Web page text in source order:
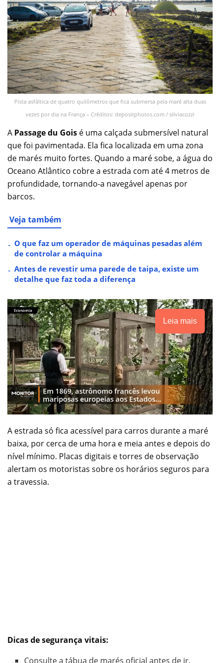
Pista asfáltica de quatro quilômetros que fica submersa pela maré alta duas
vezes por dia na França – Créditos: depositphotos.com / silviacozzi
A Passage du Gois é uma calçada submersível natural
que foi pavimentada. Ela fica localizada em uma zona
de marés muito fortes. Quando a maré sobe, a água do
Oceano Atlântico cobre a estrada com até 4 metros de
profundidade, tornando-a navegável apenas por
barcos.
Veja também
O que faz um operador de máquinas pesadas além
de controlar a máquina
Antes de revestir uma parede de taipa, existe um
detalhe que faz toda a diferença
Leia mais
A estrada só fica acessível para carros durante a maré
baixa, por cerca de uma hora e meia antes e depois do
nível mínimo. Placas digitais e torres de observação
alertam os motoristas sobre os horários seguros para
a travessia.
Dicas de segurança vitais:
Consulte a tábua de marés oficial antes de ir.